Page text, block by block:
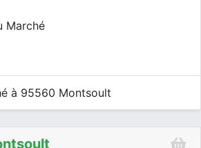
Marché
à 95560 Montsoult